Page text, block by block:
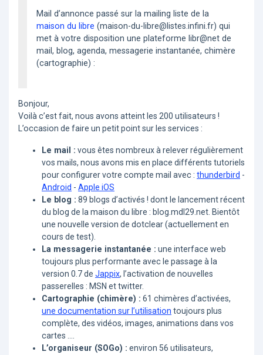
Mail d’annonce passé sur la mailing liste de la
maison du libre (maison-du-libre@listes.infini.fr) qui
met à votre disposition une plateforme libr@net de
mail, blog, agenda, messagerie instantanée, chimère
(cartographie) :
Bonjour,
Voilà c’est fait, nous avons atteint les 200 utilisateurs !
L’occasion de faire un petit point sur les services :
Le mail : vous êtes nombreux à relever régulièrement
vos mails, nous avons mis en place différents tutoriels
pour configurer votre compte mail avec : thunderbird -
Android - Apple iOS
Le blog : 89 blogs d’activés ! dont le lancement récent
du blog de la maison du libre : blog.mdl29.net. Bientôt
une nouvelle version de dotclear (actuellement en
cours de test).
La messagerie instantanée : une interface web
toujours plus performante avec le passage à la
version 0.7 de Jappix, l’activation de nouvelles
passerelles : MSN et twitter.
Cartographie (chimère) : 61 chimères d’activées,
une documentation sur l’utilisation toujours plus
complète, des vidéos, images, animations dans vos
cartes ....
L’organiseur (SOGo) : environ 56 utilisateurs,